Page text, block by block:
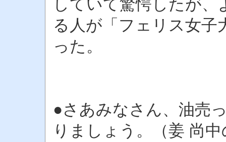
していて驚愕したが
る人が「フェリス女子
った。
●さあみなさん、油売
りましょう。（姜 尚